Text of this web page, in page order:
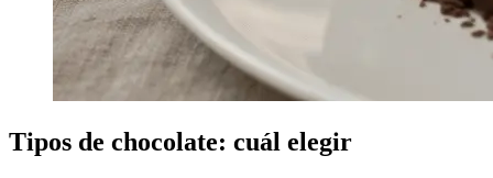
Tipos de chocolate: cuál elegir